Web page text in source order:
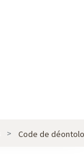
Code de